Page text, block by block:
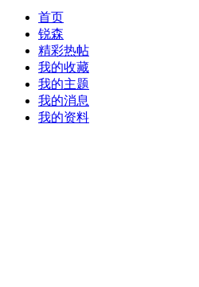
首页
锐森
精彩热帖
我的收藏
我的主题
我的消息
我的资料